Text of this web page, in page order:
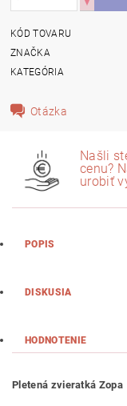
KÓD TOVARU
ZNAČKA
KATEGÓRIA
Otázka
Našli
cenu?
urobiť
POPIS
DISKUSIA
HODNOTENIE
Pletená zvieratká Zopa